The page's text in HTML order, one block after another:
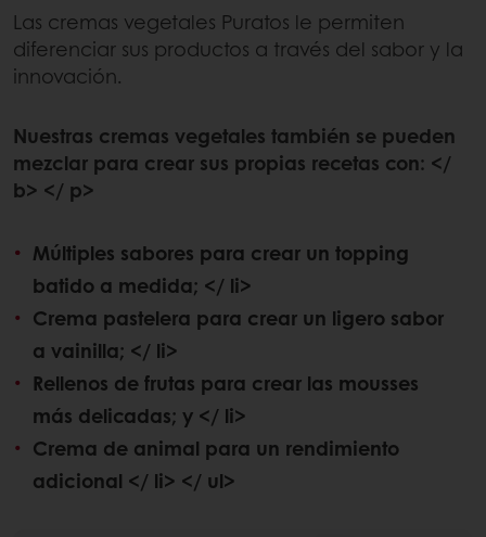
Las cremas vegetales Puratos le permiten
diferenciar sus productos a través del sabor y la
innovación.
Nuestras cremas vegetales también se pueden
mezclar para crear sus propias recetas con: </
b> </ p>
Múltiples sabores para crear un topping
batido a medida; </ li>
Crema pastelera para crear un ligero sabor
a vainilla; </ li>
Rellenos de frutas para crear las mousses
más delicadas; y </ li>
Crema de animal para un rendimiento
adicional </ li> </ ul>